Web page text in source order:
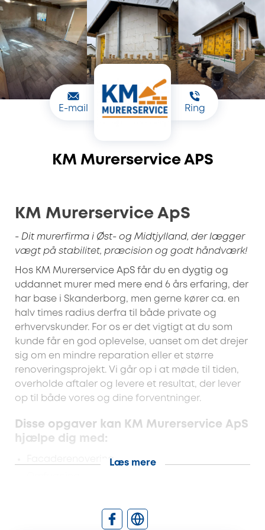
E-mail Ring
KM Murerservice APS
KM Murerservice ApS
- Dit murerfirma i Øst- og Midtjylland, der lægger
vægt på stabilitet, præcision og godt håndværk!
Hos KM Murerservice ApS får du en dygtig og
uddannet murer med mere end 6 års erfaring, der
har base i Skanderborg, men gerne kører ca. en
halv times radius derfra til både private og
erhvervskunder. For os er det vigtigt at du som
kunde får en god oplevelse, uanset om det drejer
sig om en mindre reparation eller et større
renoveringsprojekt. Vi går op i at møde til tiden,
overholde aftaler og levere et resultat, der lever
op til både vores og dine forventninger.
Disse opgaver kan KM Murerservice ApS
hjælpe dig med:
Facaderenovering
Badeværelsesrenovering inkl.
Læs mere